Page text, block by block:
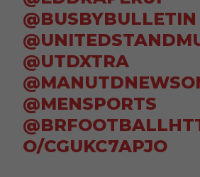
@BUSBYBULLETIN
@UTDXTRA
@MENSPORTS
@BRFOOTBALL
O/CGUKC7APJO